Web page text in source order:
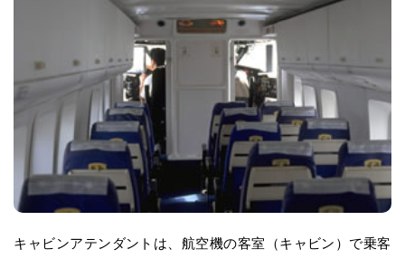
キャビンアテンダントは、航空機の客室（キャビン）で乗客